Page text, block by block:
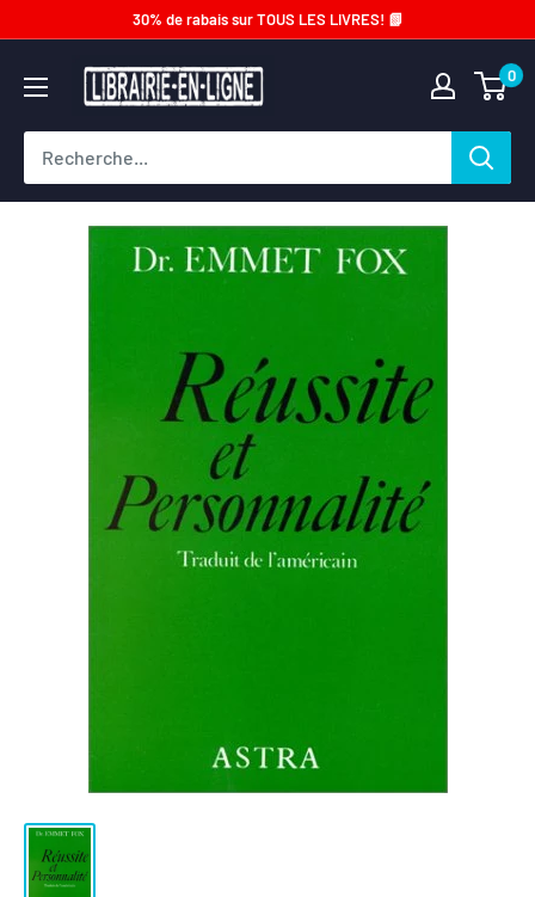
contenu
30% de rabais sur TOUS LES LIVRES! 📗
Librairie-
en-
ligne.com
0